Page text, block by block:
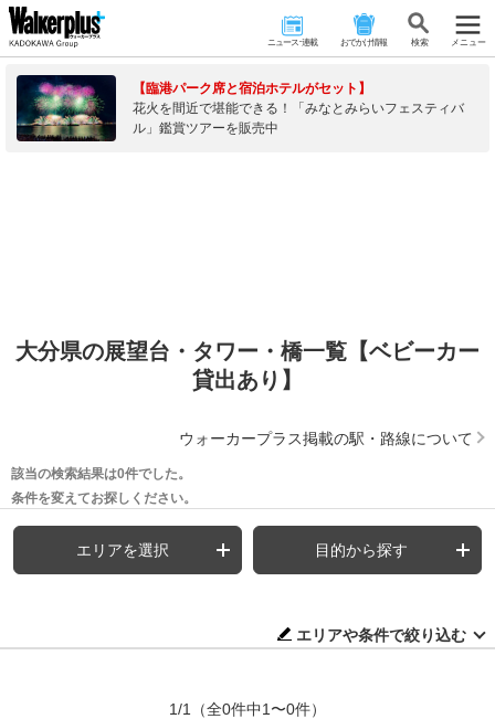
ニュース･連載 おでかけ情報 検 索 メニュー
【臨港パーク席と宿泊ホテルがセット】
花火を間近で堪能できる！「みなとみらいフェスティバ
ル」鑑賞ツアーを販売中
大分県の展望台・タワー・橋一覧【ベビーカー
貸出あり】
ウォーカープラス掲載の駅・路線について
該当の検索結果は0件でした。
条件を変えてお探しください。
エリアを選択 目的から探す
エリアや条件で絞り込む
1/1 （全0件中1〜0件）